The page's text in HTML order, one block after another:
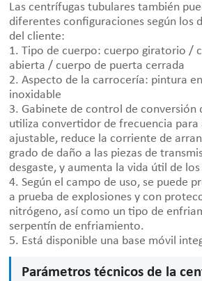
Las centrífugas tubulares también
diferentes configuraciones según los
del cliente:
1. Tipo de cuerpo: cuerpo giratorio /
abierta / cuerpo de puerta cerrada
2. Aspecto de la carrocería: pintura
inoxidable
3. Gabinete de control de conversión
utiliza convertidor de frecuencia para
ajustable, reduce la corriente de
grado de daño a las piezas de
desgaste, y aumenta la vida útil de
4. Según el campo de uso, se puede
a prueba de explosiones y con
nitrógeno, así como un tipo de
serpentín de enfriamiento.
5. Está disponible una base móvil
Parámetros técnicos de la